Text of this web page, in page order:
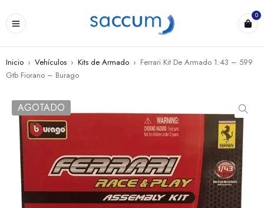
0
Inicio › Vehículos › Kits de Armado › Ferrari Kit De Armado 1:43 – 599
Gtb Fiorano – Burago
AGOTADO